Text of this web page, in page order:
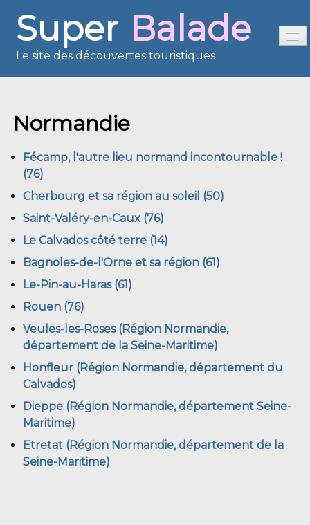
Super Balade
Le site des découvertes touristiques
Sommaire
Reportages
France en images
Europe en images
Les îles en images
Voisins du Net
Normandie
Fécamp, l'autre lieu normand incontournable !
(76)
Cherbourg et sa région au soleil (50)
Saint-Valéry-en-Caux (76)
Le Calvados côté terre (14)
Bagnoles-de-l'Orne et sa région (61)
Le-Pin-au-Haras (61)
Rouen (76)
Veules-les-Roses (Région Normandie,
département de la Seine-Maritime)
Honfleur (Région Normandie, département du
Calvados)
Dieppe (Région Normandie, département Seine-
Maritime)
Etretat (Région Normandie, département de la
Seine-Maritime)